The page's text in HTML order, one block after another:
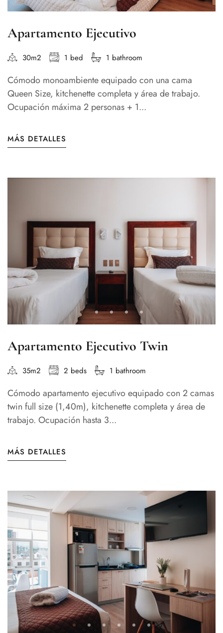
Apartamento Ejecutivo
30m2 1 bed 1 bathroom
Cómodo monoambiente equipado con una cama
Queen Size, kitchenette completa y área de trabajo.
Ocupación máxima 2 personas + 1...
MÁS DETALLES
Apartamento Ejecutivo Twin
35m2 2 beds 1 bathroom
Cómodo apartamento ejecutivo equipado con 2 camas
twin full size (1,40m), kitchenette completa y área de
trabajo. Ocupación hasta 3...
MÁS DETALLES